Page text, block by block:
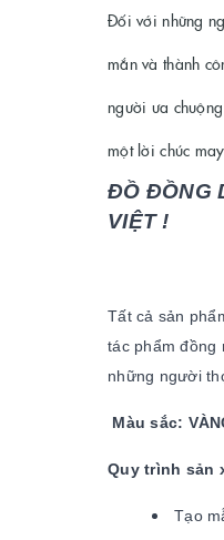
Đối với những
mắn và thành
người ưa
một lời chúc
ĐỒ ĐỒNG
VIỆT !
Tất cả sản
tác phẩm đồng
những người
Màu sắc:
Quy trình sản
Tạo